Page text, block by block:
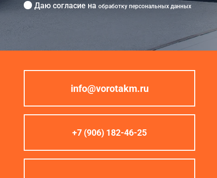
Даю согласие на обработку персональных данных
info@vorotakm.ru
+7 (906) 182-46-25